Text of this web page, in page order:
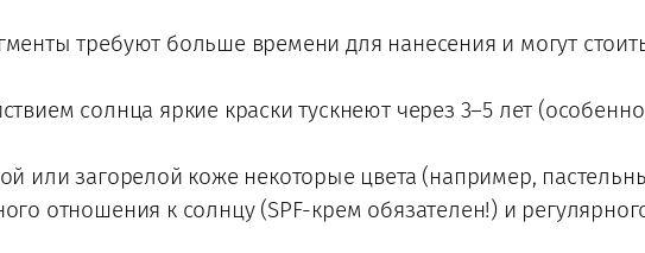
требуют больше времени для нанесения и могут
солнца яркие краски тускнеют через 3–5 лет
или загорелой коже некоторые цвета (например,
отношения к солнцу (SPF-крем обязателен!) и